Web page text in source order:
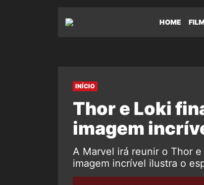
HOME
INÍCIO
Thor e Loki
imagem
A Marvel irá reunir o Thor
imagem incrível ilustra o